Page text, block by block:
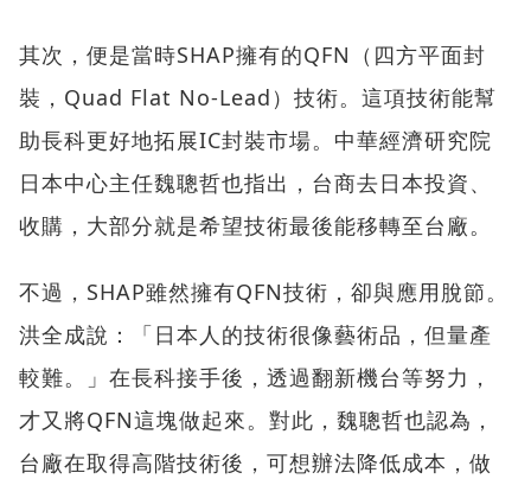
其次，便是當時SHAP擁有的QFN（四方平面封
裝，Quad Flat No-Lead）技術。這項技術能幫
助長科更好地拓展IC封裝市場。中華經濟研究院
日本中心主任魏聰哲也指出，台商去日本投資、
收購，大部分就是希望技術最後能移轉至台廠。
不過，SHAP雖然擁有QFN技術，卻與應用脫節。
洪全成說：「日本人的技術很像藝術品，但量產
較難。」在長科接手後，透過翻新機台等努力，
才又將QFN這塊做起來。對此，魏聰哲也認為，
台廠在取得高階技術後，可想辦法降低成本，做